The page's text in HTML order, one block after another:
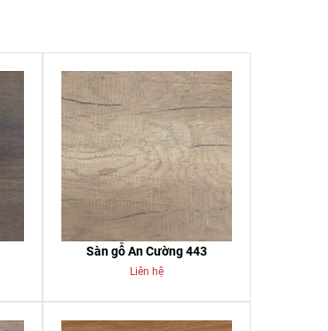
Sàn gỗ An Cường 443
Liên hệ